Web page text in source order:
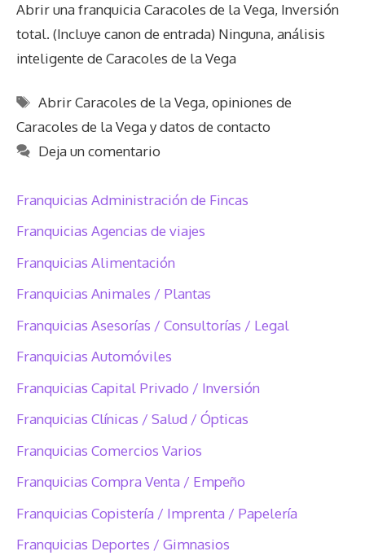
Abrir una franquicia Caracoles de la Vega, Inversión
total. (Incluye canon de entrada) Ninguna, análisis
inteligente de Caracoles de la Vega
Etiquetas
Abrir Caracoles de la Vega,opiniones de
Caracoles de la Vega y datos de contacto
Deja un comentario
Franquicias Administración de Fincas
Franquicias Agencias de viajes
Franquicias Alimentación
Franquicias Animales / Plantas
Franquicias Asesorías / Consultorías / Legal
Franquicias Automóviles
Franquicias Capital Privado / Inversión
Franquicias Clínicas / Salud / Ópticas
Franquicias Comercios Varios
Franquicias Compra Venta / Empeño
Franquicias Copistería / Imprenta / Papelería
Franquicias Deportes / Gimnasios